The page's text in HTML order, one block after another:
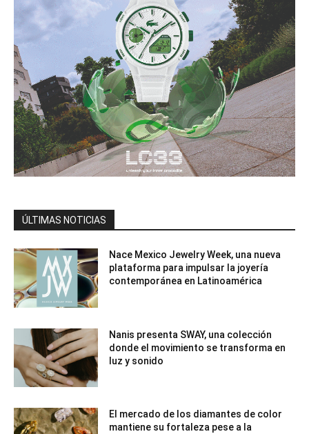
ÚLTIMAS NOTICIAS
Nace Mexico Jewelry Week, una nueva
plataforma para impulsar la joyería
contemporánea en Latinoamérica
Nanis presenta SWAY, una colección
donde el movimiento se transforma en
luz y sonido
El mercado de los diamantes de color
mantiene su fortaleza pese a la